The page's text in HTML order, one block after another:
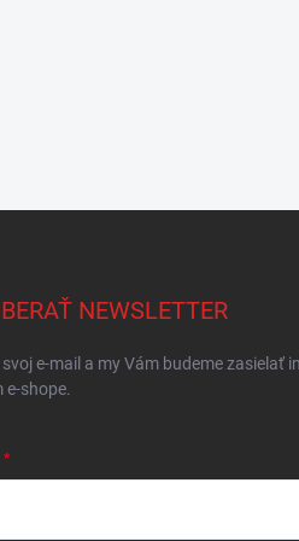
NEWSLETTER
e-mail a my Vám budeme zasielať
e-shope.